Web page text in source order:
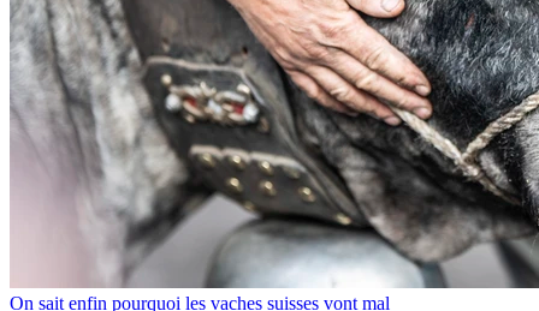
On sait enfin pourquoi les vaches suisses vont mal